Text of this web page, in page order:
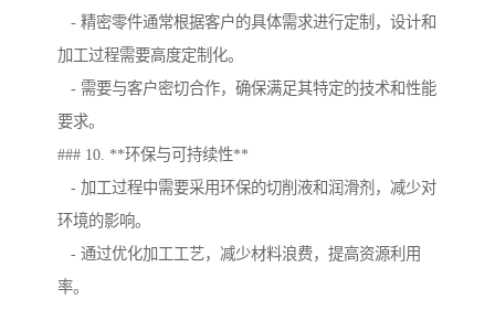
- 精密零件通常根据客户的具体需求进行定制，设计和
加工过程需要高度定制化。
- 需要与客户密切合作，确保满足其特定的技术和性能
要求。
### 10. **环保与可持续性**
- 加工过程中需要采用环保的切削液和润滑剂，减少对
环境的影响。
- 通过优化加工工艺，减少材料浪费，提高资源利用
率。